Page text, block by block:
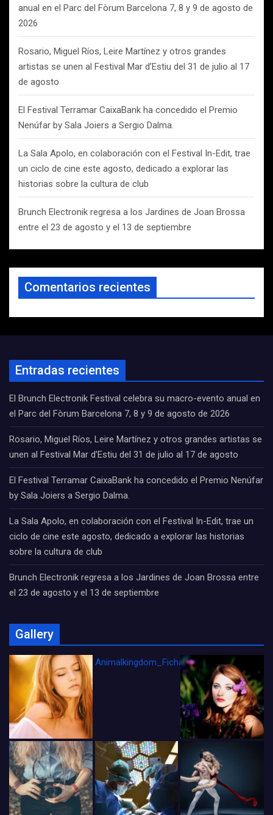
anual en el Parc del Fòrum Barcelona 7, 8 y 9 de agosto de
2026
Rosario, Miguel Ríos, Leire Martínez y otros grandes
artistas se unen al Festival Mar d’Estiu del 31 de julio al 17
de agosto
El Festival Terramar CaixaBank ha concedido el Premio
Nenúfar by Sala Joiers a Sergio Dalma.
La Sala Apolo, en colaboración con el Festival In-Edit, trae
un ciclo de cine este agosto, dedicado a explorar las
historias sobre la cultura de club
Brunch Electronik regresa a los Jardines de Joan Brossa
entre el 23 de agosto y el 13 de septiembre
Comentarios recientes
Entradas recientes
El Brunch Electronik Festival celebra su macro-evento anual en
el Parc del Fòrum Barcelona 7, 8 y 9 de agosto de 2026
Rosario, Miguel Ríos, Leire Martínez y otros grandes artistas se
unen al Festival Mar d’Estiu del 31 de julio al 17 de agosto
El Festival Terramar CaixaBank ha concedido el Premio Nenúfar
by Sala Joiers a Sergio Dalma.
La Sala Apolo, en colaboración con el Festival In-Edit, trae un
ciclo de cine este agosto, dedicado a explorar las historias
sobre la cultura de club
Brunch Electronik regresa a los Jardines de Joan Brossa entre
el 23 de agosto y el 13 de septiembre
Gallery
Animalkingdom_FichaCine